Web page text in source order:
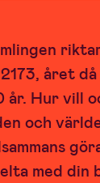
året
år. Hur vill
och
med din